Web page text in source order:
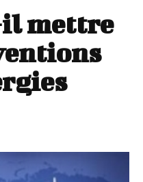
il mettre